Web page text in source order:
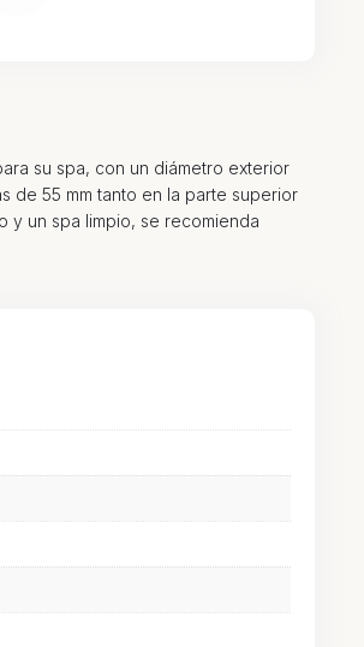
su spa, con un diámetro exterior
de 55 mm tanto en la parte superior
y un spa limpio, se recomienda